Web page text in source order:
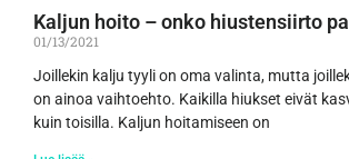
Kaljun hoito – onko hiustensiirto
01/13/2021
Joillekin kalju tyyli on oma valinta, mutta
on ainoa vaihtoehto. Kaikilla hiukset eivät
kuin toisilla. Kaljun hoitamiseen on